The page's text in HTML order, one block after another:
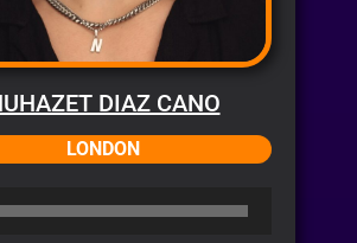
DIAZ CANO
LONDON